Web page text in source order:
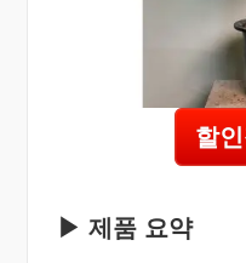
할
▶ 제품 요약